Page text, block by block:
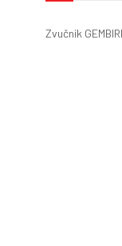
Zvučnik